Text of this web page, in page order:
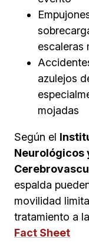
escaleras
azulejos
mojadas
Según el
Neurológicos
espalda
movilidad
tratamiento a
Fact Sheet